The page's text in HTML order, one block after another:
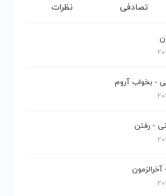
تصادفی نظرات
- بخواب آروم
- رفتن